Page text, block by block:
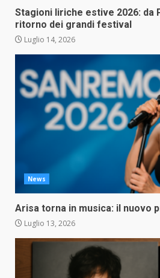
Stagioni liriche estive 2026: da
ritorno dei grandi festival
Luglio 14, 2026
News
Arisa torna in musica: il nuovo
Luglio 13, 2026